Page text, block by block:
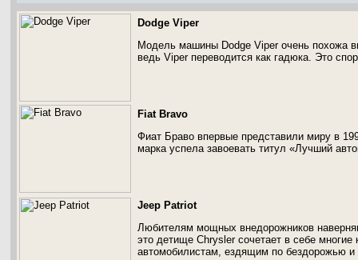
Dodge Viper
Модель машины Dodge Viper очень похожа
ведь Viper переводится как гадюка. Это
Fiat Bravo
Фиат Браво впервые представили миру в
марка успела завоевать титул «Лучший
Jeep Patriot
Любителям мощных внедорожников
это детище Chrysler сочетает в себе
автомобилистам, ездящим по бездорожью